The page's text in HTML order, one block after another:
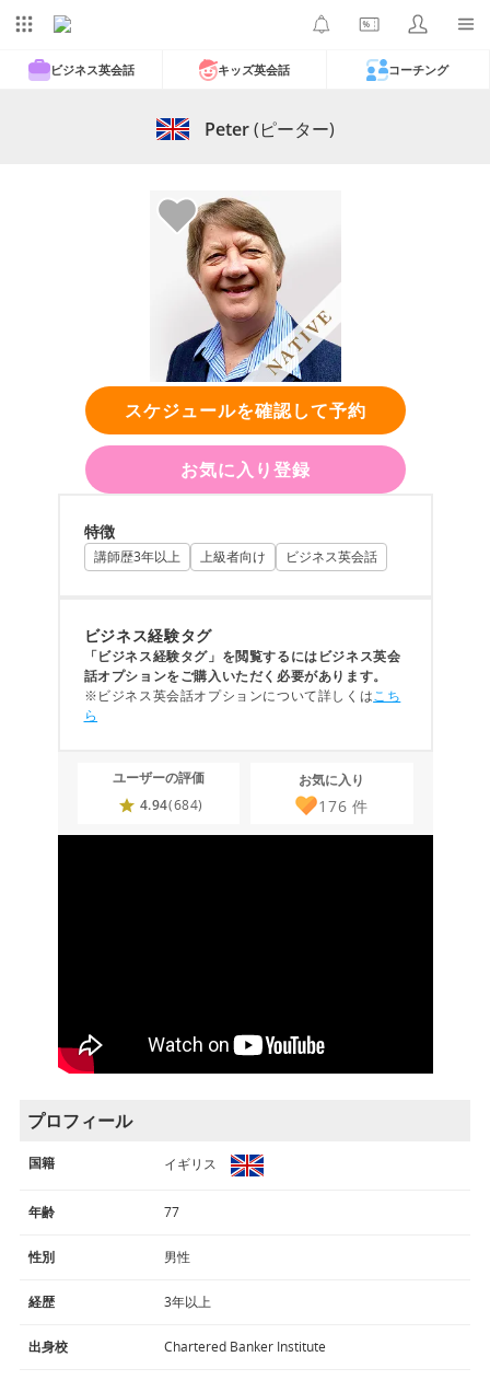
ビジネス英会話 キッズ英会話 コーチング
Peter(ピーター)
スケジュールを確認して予約
お気に入り登録
特徴
講師歴3年以上 上級者向け ビジネス英会話
ビジネス経験タグ
「ビジネス経験タグ」を閲覧するにはビジネス英会
話オプションをご購入いただく必要があります。
※ビジネス英会話オプションについて詳しくはこち
ら
ユーザーの評価
4.94(684)
お気に入り
176 件
プロフィール
国籍 イギリス
年齢 77
性別 男性
経歴 3年以上
出身校 Chartered Banker Institute